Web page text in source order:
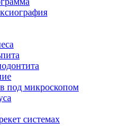
под микроскопом
системах